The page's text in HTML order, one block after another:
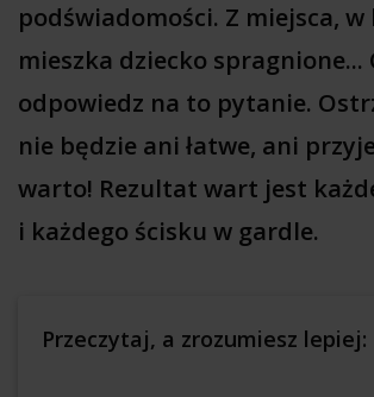
podświadomości. Z miejsca,
mieszka dziecko spragnione...
odpowiedz na to pytanie.
nie będzie ani łatwe, ani
warto! Rezultat wart jest
i każdego ścisku w gardle.
Przeczytaj, a zrozumiesz lepiej: